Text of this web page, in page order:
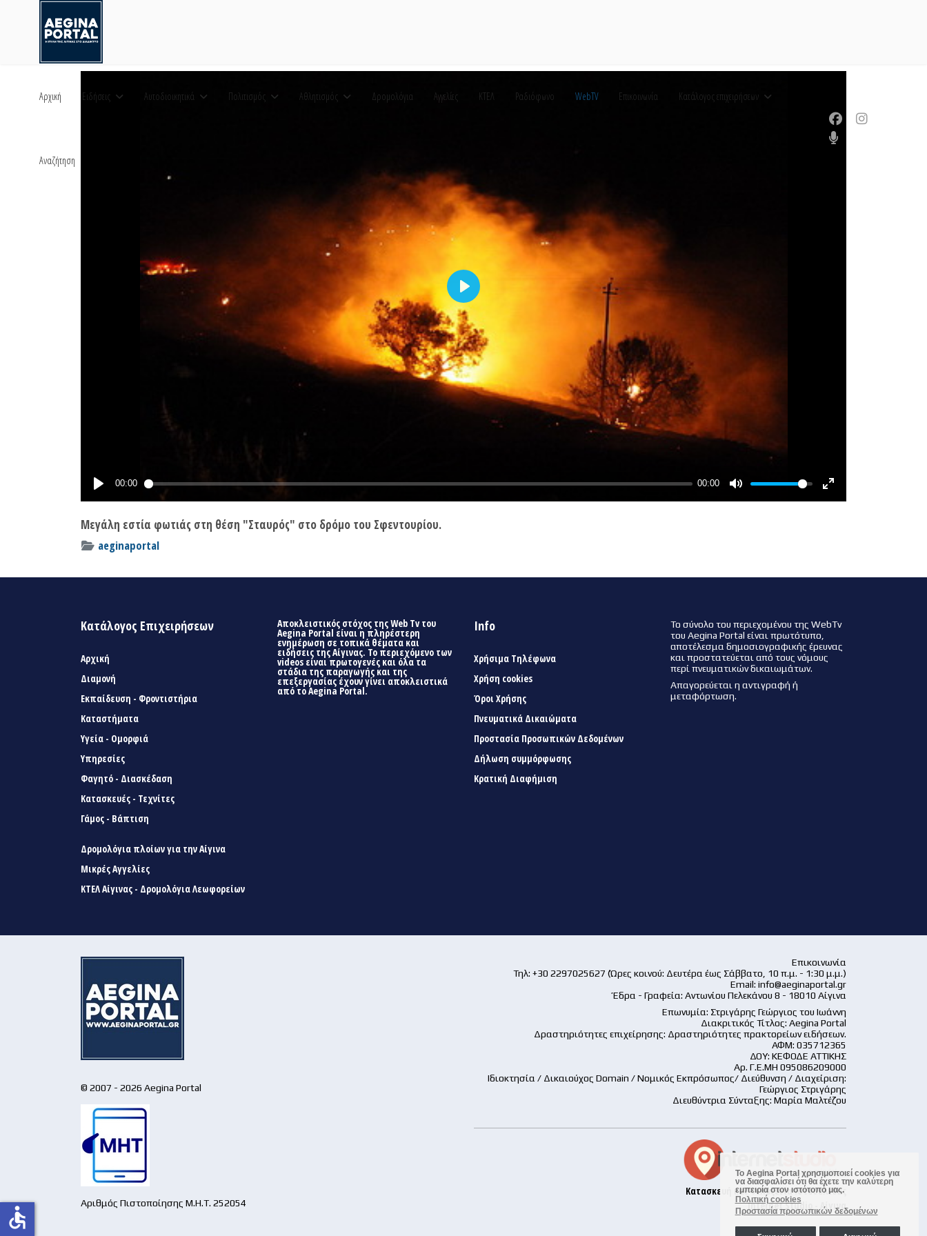
Το Aegina Portal χρησιμοποιεί cookies για
να διασφαλίσει ότι θα έχετε την καλύτερη
εμπειρία στον ιστότοπό μας.
Πολιτική cookies
Προστασία προσωπικών δεδομένων
Αρχική Ειδήσεις Αυτοδιοικητικά Πολιτισμός Αθλητισμός Δρομολόγια Αγγελίες ΚΤΕΛ Ραδιόφωνο WebTV Επικοινωνία Κατάλογος επιχειρήσεων
Αναζήτηση
Μεγάλη εστία φωτιάς στη θέση "Σταυρός" στο δρόμο του Σφεντουρίου.
aeginaportal
Κατάλογος Επιχειρήσεων
Αρχική
Διαμονή
Εκπαίδευση - Φροντιστήρια
Καταστήματα
Υγεία - Ομορφιά
Υπηρεσίες
Φαγητό - Διασκέδαση
Κατασκευές - Τεχνίτες
Γάμος - Βάπτιση
Δρομολόγια πλοίων για την Αίγινα
Μικρές Αγγελίες
ΚΤΕΛ Αίγινας - Δρομολόγια Λεωφορείων
Αποκλειστικός στόχος της Web Tv του
Aegina Portal είναι η πληρέστερη
ενημέρωση σε τοπικά θέματα και
ειδήσεις της Αίγινας. Το περιεχόμενο των
videos είναι πρωτογενές και όλα τα
στάδια της παραγωγής και της
επεξεργασίας έχουν γίνει αποκλειστικά
από το Aegina Portal.
Info
Χρήσιμα Τηλέφωνα
Χρήση cookies
Όροι Χρήσης
Πνευματικά Δικαιώματα
Προστασία Προσωπικών Δεδομένων
Δήλωση συμμόρφωσης
Κρατική Διαφήμιση
Το σύνολο του περιεχομένου της WebTv
του Aegina Portal είναι πρωτότυπο,
αποτέλεσμα δημοσιογραφικής έρευνας
και προστατεύεται από τους νόμους
περί πνευματικών δικαιωμάτων.
Απαγορεύεται η αντιγραφή ή
μεταφόρτωση.
© 2007 - 2026 Aegina Portal
Αριθμός Πιστοποίησης Μ.Η.Τ. 252054
Επικοινωνία
Τηλ: +30 2297025627 (Ώρες κοινού: Δευτέρα έως Σάββατο, 10 π.μ. - 1:30 μ.μ.)
Email: info@aeginaportal.gr
Έδρα - Γραφεία: Αντωνίου Πελεκάνου 8 - 18010 Αίγινα
Επωνυμία: Στριγάρης Γεώργιος του Ιωάννη
Διακριτικός Τίτλος: Aegina Portal
Δραστηριότητες επιχείρησης: Δραστηριότητες πρακτορείων ειδήσεων.
ΑΦΜ: 035712365
ΔΟΥ: ΚΕΦΟΔΕ ΑΤΤΙΚΗΣ
Αρ. Γ.Ε.ΜΗ 095086209000
Ιδιοκτησία / Δικαιούχος Domain / Νομικός Εκπρόσωπος/ Διεύθυνση / Διαχείριση:
Γεώργιος Στριγάρης
Διευθύντρια Σύνταξης: Μαρία Μαλτέζου
Κατασκευή και Φιλοξενία Ιστοσελίδας
Internet Studio - Αίγινα
accessible